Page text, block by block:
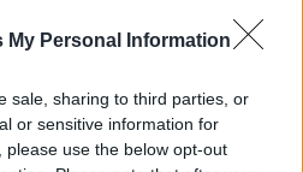
My Personal Information
sale, sharing to third parties, or
or sensitive information for
use the below opt-out
megfordul, és